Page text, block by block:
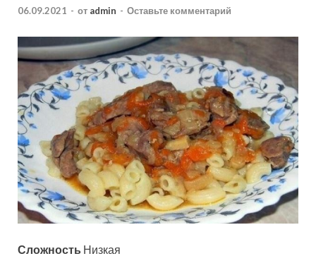
06.09.2021 - от admin - Оставьте комментарий
Сложность Низкая